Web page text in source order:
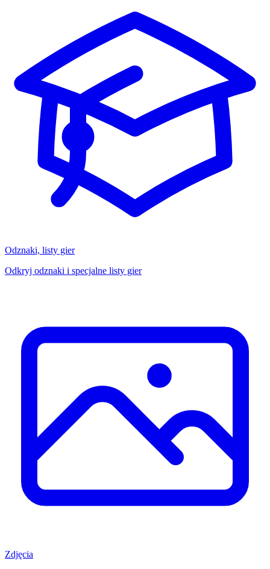
Odznaki, listy gier
Odkryj odznaki i specjalne listy gier
Zdjęcia